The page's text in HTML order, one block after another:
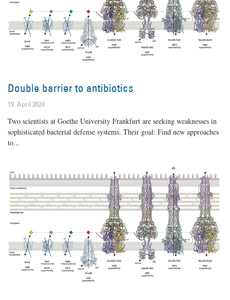
Double barrier to antibiotics
19. April 2024
Two scientists at Goethe University Frankfurt are seeking weaknesses in
sophisticated bacterial defense systems. Their goal: Find new approaches
to